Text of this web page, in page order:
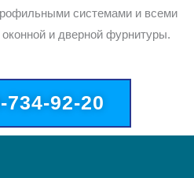
системами и всеми
и дверной фурнитуры.
734-92-20